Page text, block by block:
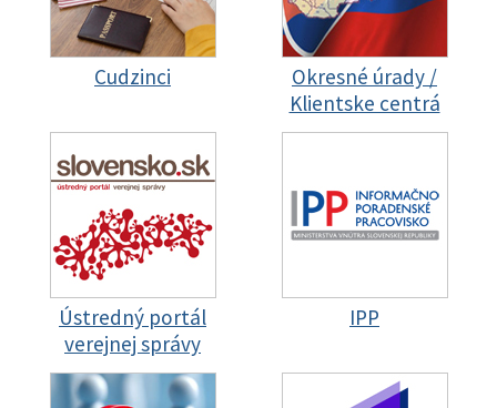
Cudzinci
Okresné úrady /
Klientske centrá
Ústredný portál
verejnej správy
IPP